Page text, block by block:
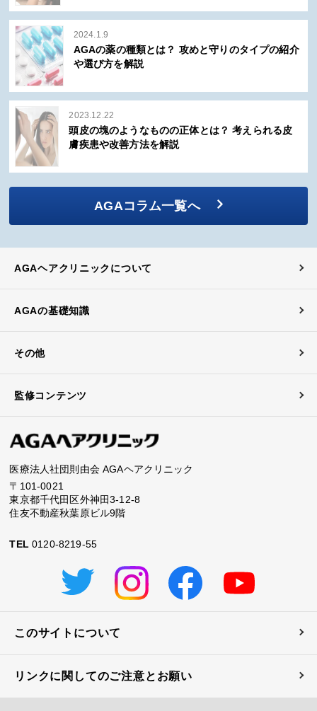
2024.1.9
AGAの薬の種類とは？ 攻めと守りのタイプの紹介
や選び方を解説
2023.12.22
頭皮の塊のようなものの正体とは？ 考えられる皮
膚疾患や改善方法を解説
AGAコラム一覧へ
AGAヘアクリニックについて
AGAの基礎知識
その他
監修コンテンツ
医療法人社団則由会 AGAヘアクリニック
〒101-0021
東京都千代田区外神田3-12-8
住友不動産秋葉原ビル9階
TEL 0120-8219-55
このサイトについて
リンクに関してのご注意とお願い